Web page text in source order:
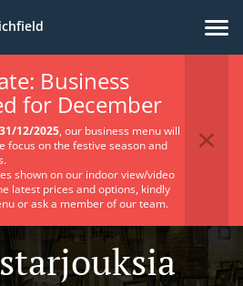
Business
for December
12/2025, our business menu will
focus on the festive season and
shown on our indoor view/video
latest prices and options, kindly
or ask a member of our team.